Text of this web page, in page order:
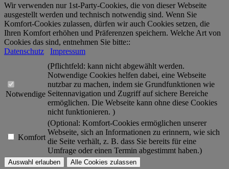
Wir verwenden nur 1st-Party-Cookies, die von dieser Webseite
ausgestellt werden und technisch notwendig sind. Wenn Sie
Komfort-Cookies zulassen, dürfen wir auch Cookies setzen, die
Ihren Komfort erhöhen und Präferenzen speichern. Welche Art von
Cookies das sind, entnehmen Sie bitte::
Datenschutz
Impressum
Notwendige
(Pflichtfeld: kann nicht abgewählt werden.
Notwendige Cookies helfen dabei, eine Webseite
nutzbar zu machen, indem sie Grundfunktionen wie
Seitennavigation und Zugriff auf sichere Bereiche
ermöglichen. Die Webseite kann ohne diese Cookies
nicht funktionieren. )
Komfort
(Optional: Komfort-Cookies ermöglichen unserer
Webseite, sich an Informationen zu erinnern, wie sich
die Seite verhält, z. B. dass Sie bereits für eine
Umfrage oder einen Termin abgestimmt haben.)